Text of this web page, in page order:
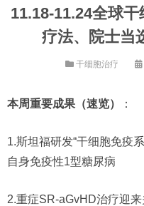
11.18-11.24全球
疗法、院士当
干细胞治疗
本周重要成果（速览） ：
1.斯坦福研发“干细胞免疫
自身免疫性1型糖尿病
2.重症SR-aGvHD治疗迎